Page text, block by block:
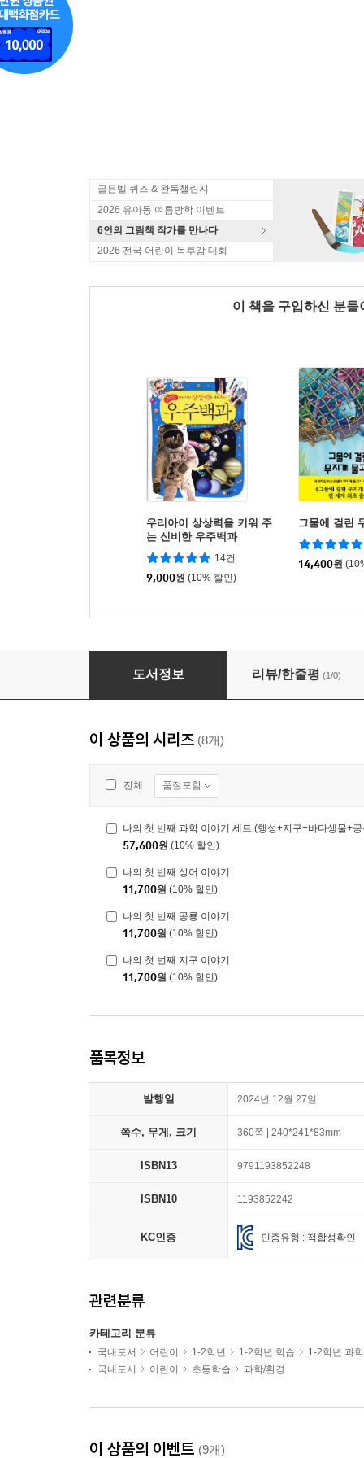
골든벨 퀴즈 & 완독챌린지
2026 유아동 여름방학 이벤트
6인의 그림책 작가를 만나다
2026 전국 어린이 독후감 대회
이 책을 구입하신 분
우리아이 상상력을 키워 주
는 신비한 우주백과
14건
9,000원 (10% 할인)
그물에 걸린
14,400원
나의 첫 번째 과학 이야기 세트 (행성+지구+바
도서정보 리뷰/한줄평 (1/0)
이 상품의 시리즈 (8개)
전체 품절포함
나의 첫 번째 과학 이야기 세트 (행성+지구+바다생물+
57,600원 (10% 할인)
나의 첫 번째 상어 이야기
11,700원 (10% 할인)
나의 첫 번째 공룡 이야기
11,700원 (10% 할인)
나의 첫 번째 지구 이야기
11,700원 (10% 할인)
품목정보
발행일 2024년 12월 27일
쪽수, 무게, 크기 360쪽 | 240*241*83mm
ISBN13 9791193852248
ISBN10 1193852242
KC인증 인증유형 : 적합성확인
관련분류
카테고리 분류
국내도서 어린이 1-2학년 1-2학년 학습
1-2학년 과
국내도서
어린이 초등학습 과학/환경
이 상품의 이벤트 (9개)